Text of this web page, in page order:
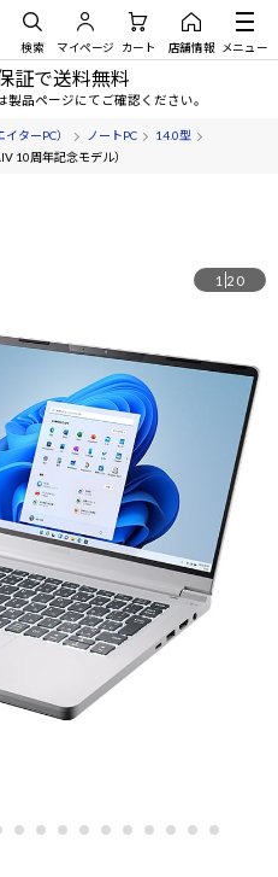
検索 マイページ カート 店舗情報 メニュー
証で送料無料
品ページにてご確認ください。
ターPC） ノートPC
14.0型
10周年記念モデル）
1 20